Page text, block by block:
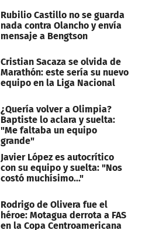
Rubilio Castillo no se guarda
nada contra Olancho y envía
mensaje a Bengtson
Cristian Sacaza se olvida de
Marathón: este sería su nuevo
equipo en la Liga Nacional
¿Quería volver a Olimpia?
Baptiste lo aclara y suelta:
"Me faltaba un equipo
grande"
Javier López es autocrítico
con su equipo y suelta: "Nos
costó muchísimo..."
Rodrigo de Olivera fue el
héroe: Motagua derrota a FAS
en la Copa Centroamericana